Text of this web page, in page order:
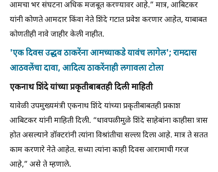
आमचा भर संघटना अधिक मजबूत करण्यावर आहे.” मात्र, आबिटकर
यांनी कोणते आमदार किंवा नेते शिंदे गटात प्रवेश करणार आहेत, याबाबत
कोणतीही नावे जाहीर केली नाहीत.
'एक दिवस उद्धव ठाकरेंना आमच्याकडे यावंच लागेल'; रामदास
आठवलेंचा दावा, आदित्य ठाकरेंनाही लगावला टोला
एकनाथ शिंदे यांच्या प्रकृतीबाबतही दिली माहिती
यावेळी उपमुख्यमंत्री एकनाथ शिंदे यांच्या प्रकृतीबाबतही प्रकाश
आबिटकर यांनी माहिती दिली. “धावपळीमुळे शिंदे साहेबांना काहीसा त्रास
होत असल्याने डॉक्टरांनी त्यांना विश्रांतीचा सल्ला दिला आहे. मात्र ते सतत
काम करणारे नेते आहेत. सध्या त्यांना काही दिवस आरामाची गरज
आहे,” असे ते म्हणाले.